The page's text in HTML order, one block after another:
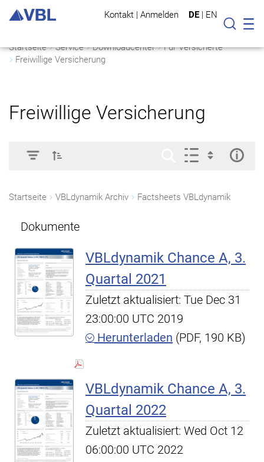
Kontakt | Anmelden DE | EN
Suche
Startseite Service Downloadcenter
Für Versicherte
Freiwillige Versicherung
Freiwillige Versicherung
Startseite VBLdynamik Archiv Factsheets VBLdynamik
Dokumente
VBLdynamik Chance A, 3.
Quartal 2021
Zuletzt aktualisiert: Tue Dec 31
23:00:00 UTC 2019
Herunterladen (PDF, 190 KB)
VBLdynamik Chance A, 3.
Quartal 2022
Zuletzt aktualisiert: Wed Oct 12
06:00:00 UTC 2022